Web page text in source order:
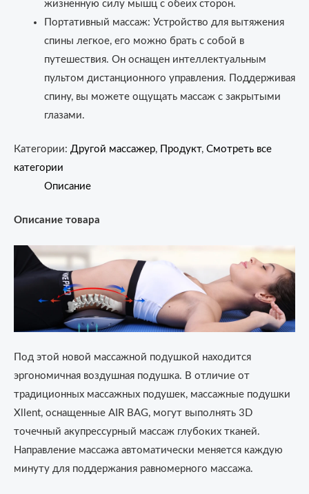
жизненную силу мышц с обеих сторон.
Портативный массаж: Устройство для вытяжения
спины легкое, его можно брать с собой в
путешествия. Он оснащен интеллектуальным
пультом дистанционного управления. Поддерживая
спину, вы можете ощущать массаж с закрытыми
глазами.
Категории: Другой массажер, Продукт, Смотреть все
категории
Описание
Описание товара
Под этой новой массажной подушкой находится
эргономичная воздушная подушка. В отличие от
традиционных массажных подушек, массажные подушки
Xllent, оснащенные AIR BAG, могут выполнять 3D
точечный акупрессурный массаж глубоких тканей.
Направление массажа автоматически меняется каждую
минуту для поддержания равномерного массажа.